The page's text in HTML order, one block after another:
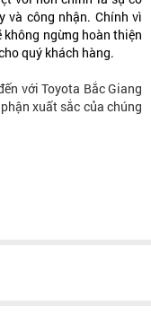
và công nhận. Chính vì
không ngừng hoàn thiện
quý khách hàng.
với Toyota Bắc Giang
xuất sắc của chúng